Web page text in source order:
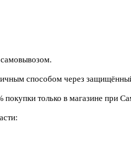
способом через
только в магазине при